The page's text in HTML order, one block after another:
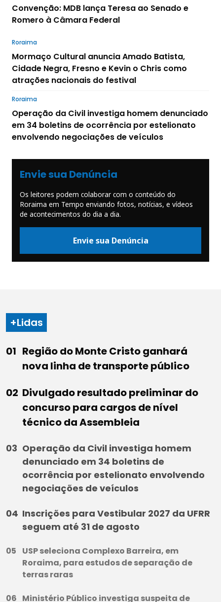
Convenção: MDB lança Teresa ao Senado e
Romero à Câmara Federal
Roraima
Mormaço Cultural anuncia Amado Batista,
Cidade Negra, Fresno e Kevin o Chris como
atrações nacionais do festival
Roraima
Operação da Civil investiga homem denunciado
em 34 boletins de ocorrência por estelionato
envolvendo negociações de veículos
Envie sua Denúncia
Os leitores podem colaborar com o conteúdo do
Roraima em Tempo enviando fotos, notícias, e vídeos
de acontecimentos do dia a dia.
Envie sua Denúncia
+Lidas
Região do Monte Cristo ganhará
nova linha de transporte público
Divulgado resultado preliminar do
concurso para cargos de nível
técnico da Assembleia
Operação da Civil investiga homem
denunciado em 34 boletins de
ocorrência por estelionato envolvendo
negociações de veículos
Inscrições para Vestibular 2027 da UFRR
seguem até 31 de agosto
USP seleciona Complexo Barreira, em
Roraima, para estudos de separação de
terras raras
Ministério Público investiga suspeita de